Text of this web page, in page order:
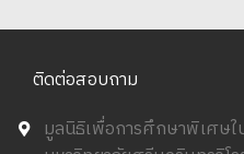
ติดต่อสอบถาม
มูลนิธิเพื่อการศึกษาพิเศษ